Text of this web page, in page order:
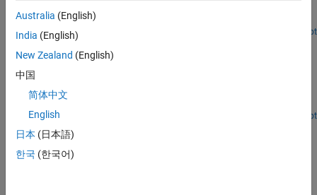
Open Live Script
Convert MATLAB Deep Learning Networks to eAI Model
Using Qualcomm LPAI SDK
Convert deep learning networks developed using MATLAB built-in
layers into eAI models for deployment to eNPU using Qualcomm
LPAI SDK.
Open Live Script
Australia (English)
India (English)
New Zealand (English)
中国
简体中文
English
日本 (日本語)
한국 (한국어)